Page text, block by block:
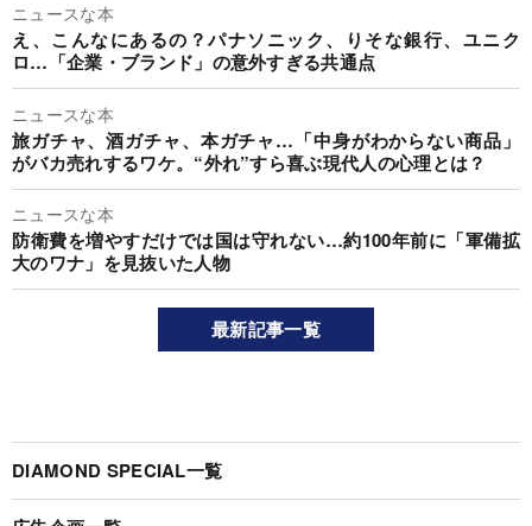
ニュースな本
え、こんなにあるの？パナソニック、りそな銀行、ユニク
ロ…「企業・ブランド」の意外すぎる共通点
ニュースな本
旅ガチャ、酒ガチャ、本ガチャ…「中身がわからない商品」
がバカ売れするワケ。“外れ”すら喜ぶ現代人の心理とは？
ニュースな本
防衛費を増やすだけでは国は守れない…約100年前に「軍備拡
大のワナ」を見抜いた人物
最新記事一覧
DIAMOND SPECIAL一覧